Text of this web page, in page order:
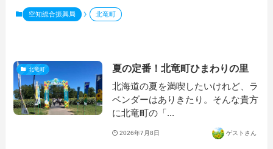
空知総合振興局 北竜町
北竜町 夏の定番！北竜町ひまわりの里
北海道の夏を満喫したいけれど、ラ
ベンダーはありきたり。そんな貴方
に北竜町の「...
2026年7月8日 ゲストさん